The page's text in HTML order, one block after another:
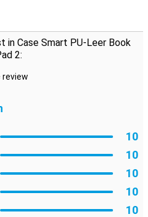
slaapmodus. Open je het hoesje,
is het flapje in een driehoek te
is die in twee
in Case Smart PU-Leer Book
2:
review
10
10
10
10
10